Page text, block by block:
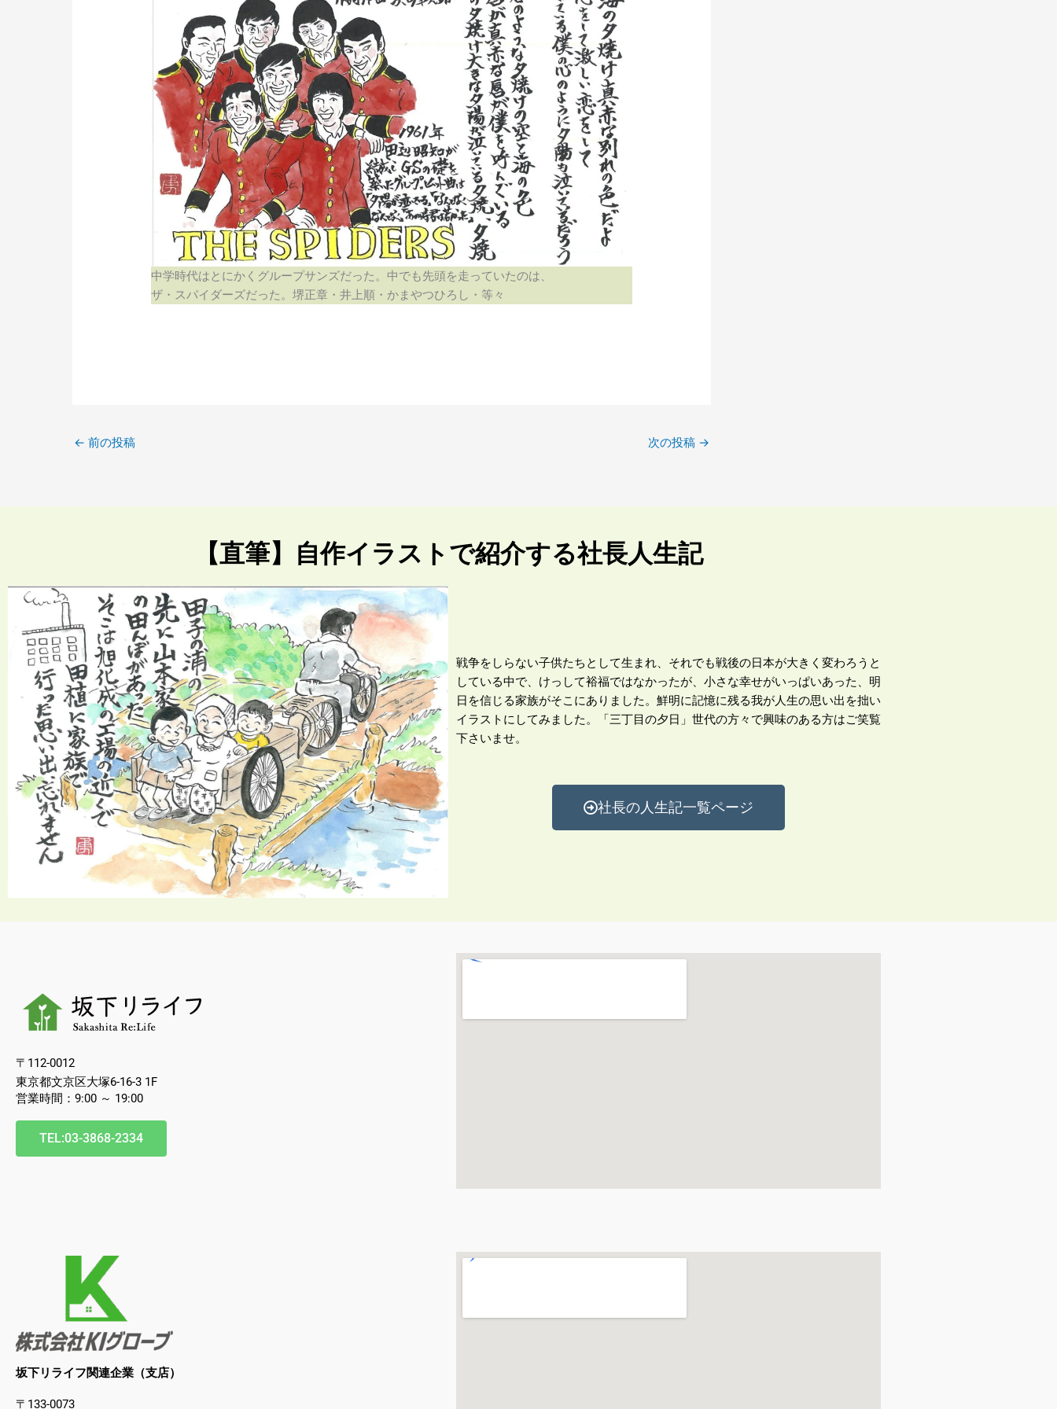
中学時代はとにかくグループサンズだった。中でも先頭を走っていたのは、
ザ・スパイダーズだった。堺正章・井上順・かまやつひろし・等々
← 前の投稿 次の投稿 →
【直筆】自作イラストで紹介する社長人生記
戦争をしらない子供たちとして生まれ、それでも戦後の日本が大きく変わろうと
している中で、けっして裕福ではなかったが、小さな幸せがいっぱいあった、明
日を信じる家族がそこにありました。鮮明に記憶に残る我が人生の思い出を拙い
イラストにしてみました。「三丁目の夕日」世代の方々で興味のある方はご笑覧
下さいませ。
社長の人生記一覧ページ
〒112-0012
東京都文京区大塚6-16-3 1F
営業時間：9:00 ～ 19:00
TEL:03-3868-2334
坂下リライフ関連企業（支店）
〒133-0073